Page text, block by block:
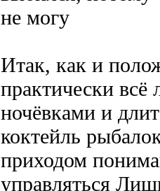
не могу
Итак, как и
практически
ночёвками и
коктейль
приходом
управляться